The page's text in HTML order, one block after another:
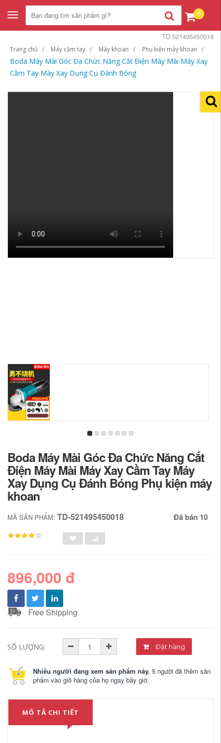
Toggle
navigation
0
Trang chủ Máy cầm tay Máy khoan Phụ kiện máy khoan
Boda Máy Mài Góc Đa Chức Năng Cắt Điện Máy Mài Máy Xay
Cầm Tay Máy Xay Dụng Cụ Đánh Bóng
TD-521495450018
Boda Máy Mài Góc Đa Chức Năng Cắt
Điện Máy Mài Máy Xay Cầm Tay Máy
Xay Dụng Cụ Đánh Bóng Phụ kiện máy
khoan
MÃ SẢN PHẨM: TD-521495450018 Đã bán 10
896,000 đ
Free Shipping
SỐ LƯỢNG: Đặt hàng
Nhiều người đang xem sản phẩm này. 5 người đã thêm sản
phẩm vào giỏ hàng của họ ngay bây giờ.
MÔ TẢ CHI TIẾT